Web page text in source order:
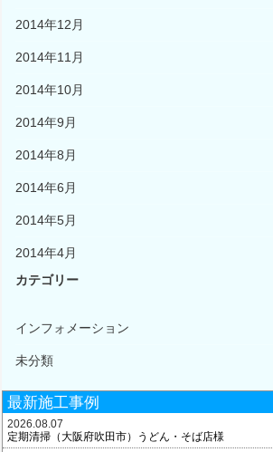
2014年12月
2014年11月
2014年10月
2014年9月
2014年8月
2014年6月
2014年5月
2014年4月
カテゴリー
インフォメーション
未分類
最新施工事例
2026.08.07
定期清掃（大阪府吹田市）うどん・そば店様